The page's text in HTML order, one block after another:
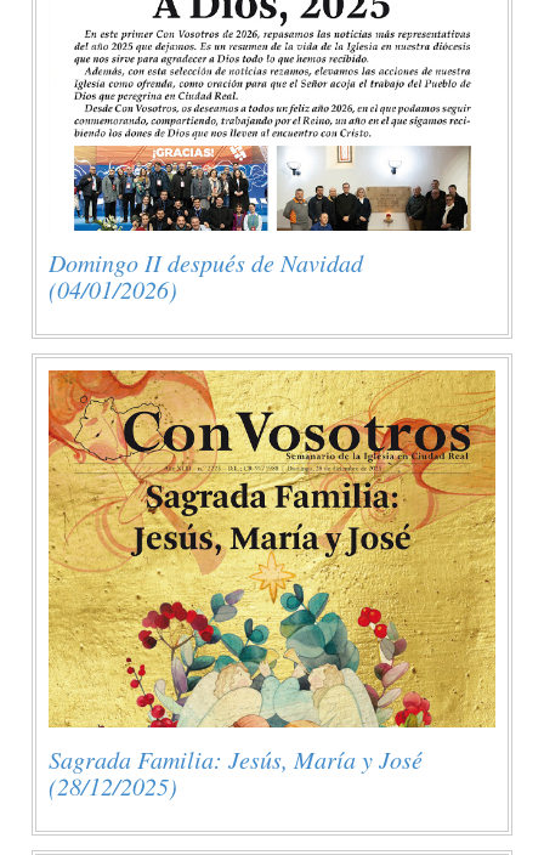
Domingo II después de Navidad
(04/01/2026)
Sagrada Familia: Jesús, María y José
(28/12/2025)